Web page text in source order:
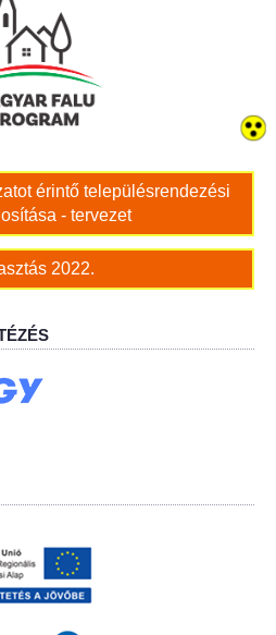
Horgász Egyesület
Íjász Baráti Kör
Társulat Egyesület
Klub
Egyesültet Klub
Tűzoltó Egyesület
Egyesület
érintő településrendezési
- tervezet
2022.